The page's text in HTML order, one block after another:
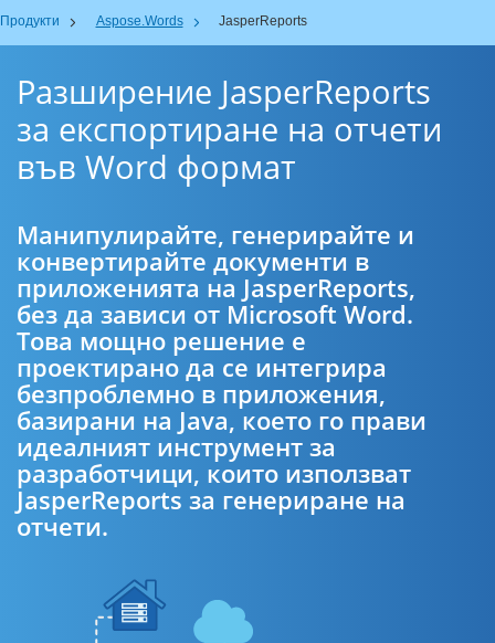
Продукти Aspose.Words JasperReports
Разширение JasperReports
за експортиране на отчети
във Word формат
Манипулирайте, генерирайте и
конвертирайте документи в
приложенията на JasperReports,
без да зависи от Microsoft Word.
Това мощно решение е
проектирано да се интегрира
безпроблемно в приложения,
базирани на Java, което го прави
идеалният инструмент за
разработчици, които използват
JasperReports за генериране на
отчети.